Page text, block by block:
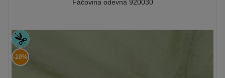
Fáčovina odevná 920030
-10%